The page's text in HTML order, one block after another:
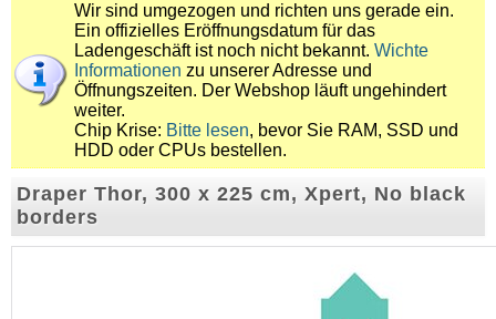
Wir sind umgezogen und richten uns gerade ein.
Ein offizielles Eröffnungsdatum für das
Ladengeschäft ist noch nicht bekannt. Wichte
Informationen zu unserer Adresse und
Öffnungszeiten. Der Webshop läuft ungehindert
weiter.
Chip Krise: Bitte lesen, bevor Sie RAM, SSD und
HDD oder CPUs bestellen.
Draper Thor, 300 x 225 cm, Xpert, No black
borders